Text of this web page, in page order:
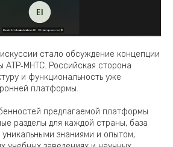
стало обсуждение концепции
Российская сторона
и функциональность уже
платформы.
предлагаемой платформы
разделы для каждой страны, база
знаниями и опытом,